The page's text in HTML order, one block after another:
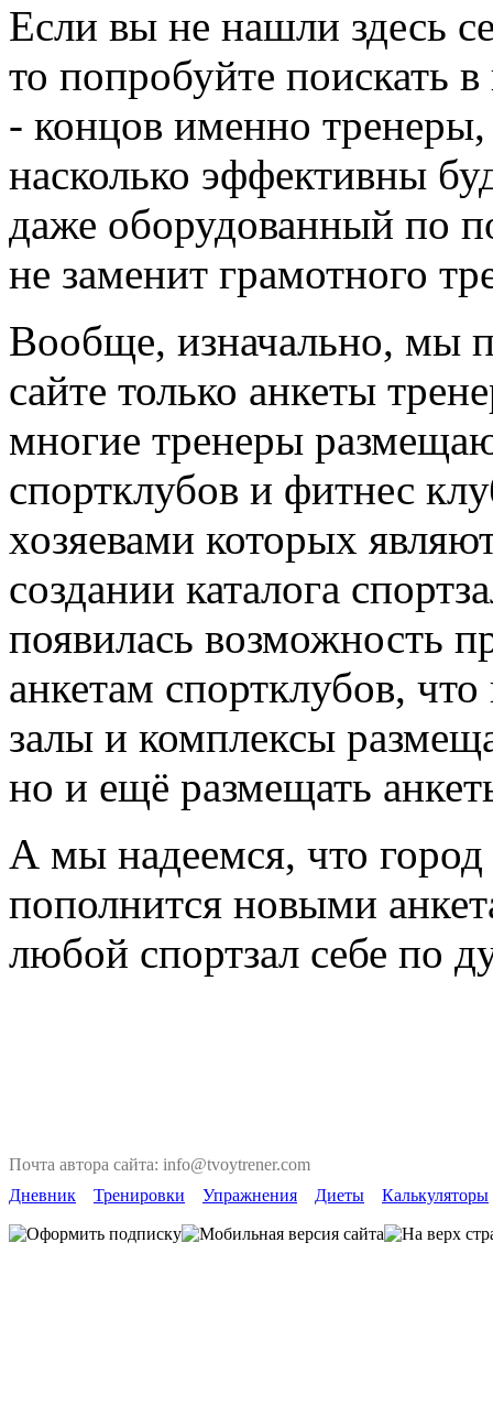
Если вы не нашли здесь
то попробуйте поискать
- концов именно
насколько эффективны
даже оборудованный по
не заменит грамотного
Вообще, изначально, мы
сайте только анкеты
многие тренеры
спортклубов и фитнес
хозяевами которых
создании каталога
появилась возможность
анкетам спортклубов,
залы и комплексы
но и ещё размещать
А мы надеемся, что
пополнится новыми
любой спортзал себе по
Почта автора сайта: info@tvoytrener.com
Дневник
Тренировки Упражнения Диеты Калькуляторы